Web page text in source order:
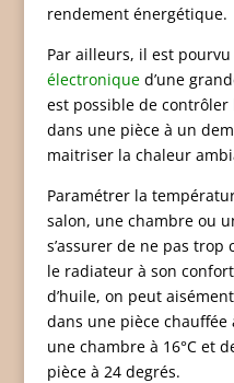
rendement énergétique.
Par ailleurs, il est pourvu
électroniqued’une
est possible de
dans une pièce à un
maitriser la chaleur
Paramétrer la
salon, une chambre ou
s’assurer de ne pas
le radiateur à son
d’huile, on peut
dans une pièce
une chambre à 16°C et
pièce à 24 degrés.